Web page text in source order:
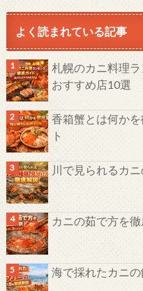
よく読まれている記事
札幌のカニ料理
おすすめ店10選
香箱蟹とは何か
ト
川で見られるカ
カニの茹で方を
海で採れたカニ